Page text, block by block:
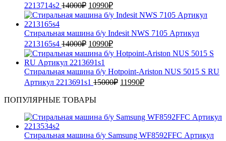
2213714s2 14000₽ 10990₽
Стиральная машина б/у Indesit NWS 7105 Артикул
2213165s4 14000₽ 10990₽
Стиральная машина б/у Hotpoint-Ariston NUS 5015 S RU
Артикул 2213691s1 15000₽ 11990₽
ПОПУЛЯРНЫЕ ТОВАРЫ
Стиральная машина б/у Samsung WF8592FFC Артикул